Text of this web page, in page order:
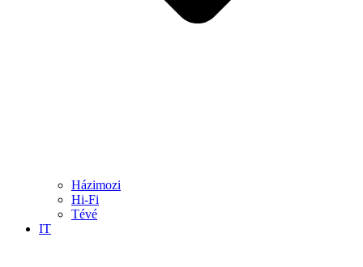
Házimozi
Hi-Fi
Tévé
IT